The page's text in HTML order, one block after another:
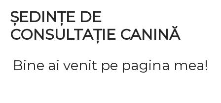
ŞEDINŢE DE
CONSULTAŢIE CANINĂ
Bine ai venit pe pagina mea!